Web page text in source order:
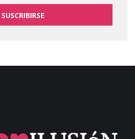
SUSCRIBIRSE